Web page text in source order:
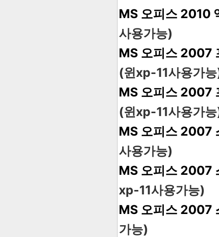
MS 오피스 2010
사용가능)
MS 오피스 2007
(윈xp-11사용가
MS 오피스 2007
(윈xp-11사용가
MS 오피스 2007
사용가능)
MS 오피스 2007
xp-11사용가능)
MS 오피스 2007
가능)